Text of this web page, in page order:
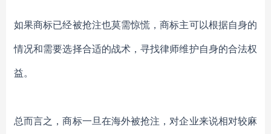
如果商标已经被抢注也莫需惊慌，商标主可以根据自身的
情况和需要选择合适的战术，寻找律师维护自身的合法权
益。
总而言之，商标一旦在海外被抢注，对企业来说相对较麻